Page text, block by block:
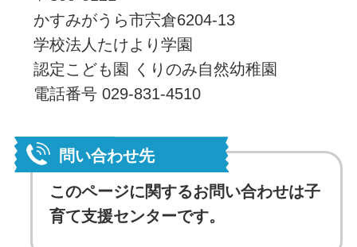
かすみがうら市宍倉6204-13
学校法人たけより学園
認定こども園 くりのみ自然幼稚園
電話番号 029-831-4510
問い合わせ先
このページに関するお問い合わせは子
育て支援センターです。